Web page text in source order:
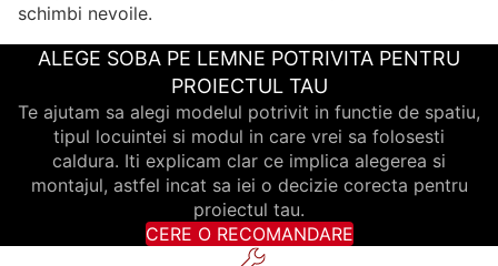
schimbi nevoile.
ALEGE SOBA PE LEMNE POTRIVITA PENTRU
PROIECTUL TAU
Te ajutam sa alegi modelul potrivit in functie de spatiu,
tipul locuintei si modul in care vrei sa folosesti
caldura. Iti explicam clar ce implica alegerea si
montajul, astfel incat sa iei o decizie corecta pentru
proiectul tau.
CERE O RECOMANDARE